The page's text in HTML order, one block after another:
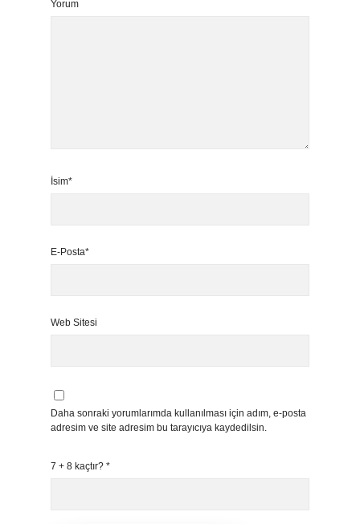
Yorum
İsim*
E-Posta*
Web Sitesi
Daha sonraki yorumlarımda kullanılması için adım, e-posta
adresim ve site adresim bu tarayıcıya kaydedilsin.
7 + 8 kaçtır? *